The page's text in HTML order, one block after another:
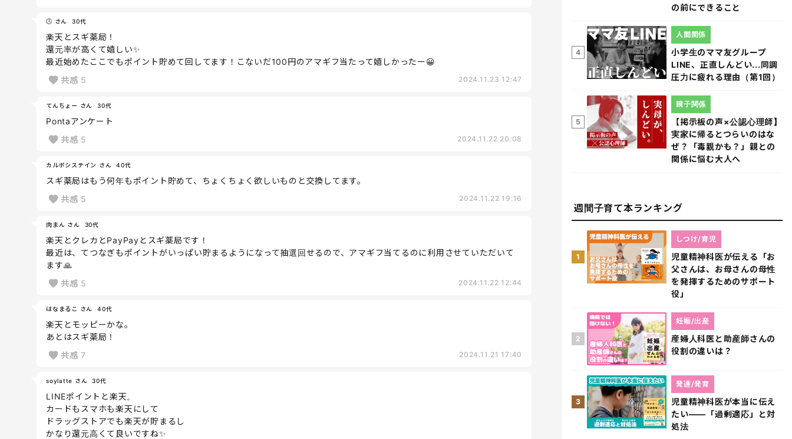
🕓 さん 30代
楽天とスギ薬局！
還元率が高くて嬉しい✨
最近始めたここでもポイント貯めて回してます！こないだ100円のアマギフ当たって嬉しかったー😀
共感 5 2024.11.23 12:47
てんちょー さん 30代
Pontaアンケート
共感 5 2024.11.22 20:08
カルボシステイン さん 40代
スギ薬局はもう何年もポイント貯めて、ちょくちょく欲しいものと交換してます。
共感 5 2024.11.22 19:16
肉まん さん 30代
楽天とクレカとPayPayとスギ薬局です！
最近は、てつなぎもポイントがいっぱい貯まるようになって抽選回せるので、アマギフ当てるのに利用させていただいて
ます🙏
共感 5 2024.11.22 12:44
はなまるこ さん 40代
楽天とモッピーかな。
あとはスギ薬局！
共感 7 2024.11.21 17:40
soylatte さん 30代
LINEポイントと楽天。
カードもスマホも楽天にして
ドラッグストアでも楽天が貯まるし
かなり還元高くて良いですね✨
の前にできること
4
小学生のママ友グループ
LINE、正直しんどい...同調
圧力に疲れる理由（第1回）
人間関係
5
【掲示板の声×公認心理師】
実家に帰るとつらいのはな
ぜ？「毒親かも？」親との
関係に悩む大人へ
親子関係
週間子育て本ランキング
1
児童精神科医が伝える「お
父さんは、お母さんの母性
を発揮するためのサポート
役」
しつけ/育児
2
産婦人科医と助産師さんの
役割の違いは？
妊娠/出産
3
児童精神科医が本当に伝え
たい――「過剰適応」と対
処法
発達/発育